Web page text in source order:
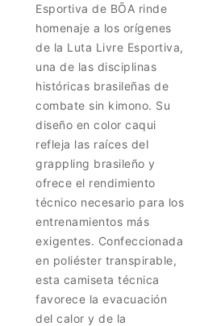
Esportiva de BŌA rinde
homenaje a los orígenes
de la Luta Livre Esportiva,
una de las disciplinas
históricas brasileñas de
combate sin kimono. Su
diseño en color caqui
refleja las raíces del
grappling brasileño y
ofrece el rendimiento
técnico necesario para los
entrenamientos más
exigentes. Confeccionada
en poliéster transpirable,
esta camiseta técnica
favorece la evacuación
del calor y de la